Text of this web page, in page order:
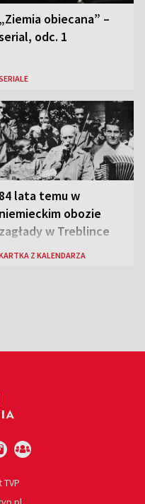
„Ziemia obiecana” –
odc. 1
84 lata temu w
niemieckim obozie
zagłady w Treblince
Janusz Korczak
Z KALENDARZA